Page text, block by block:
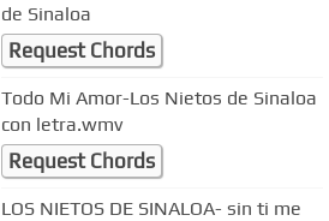
de Sinaloa
Request Chords
Todo Mi Amor-Los Nietos de Sinaloa
con letra.wmv
Request Chords
LOS NIETOS DE SINALOA- sin ti me